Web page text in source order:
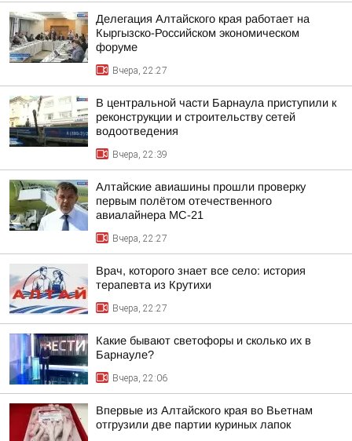
Делегация Алтайского края работает на
Кыргызско-Российском экономическом
форуме
Вчера, 22:27
В центральной части Барнаула приступили к
реконструкции и строительству сетей
водоотведения
Вчера, 22:39
Алтайские авиашины прошли проверку
первым полётом отечественного
авиалайнера МС-21
Вчера, 22:27
Врач, которого знает все село: история
терапевта из Крутихи
Вчера, 22:27
Какие бывают светофоры и сколько их в
Барнауле?
Вчера, 22:06
Впервые из Алтайского края во Вьетнам
отгрузили две партии куриных лапок